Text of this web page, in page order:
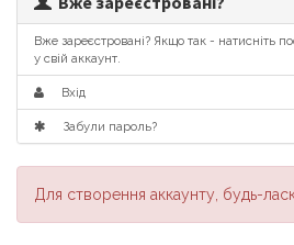
Вже зареєстровані? Якщо так - натисніть
у свій аккаунт.
Вхід
Забули пароль?
Для створення аккаунту, будь-